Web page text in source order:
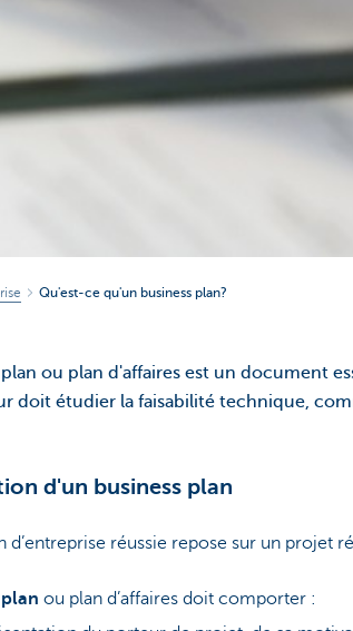
Qu'est-ce qu'un business plan?
plan ou plan d'affaires est un document
doit étudier la faisabilité technique,
d'un business plan
d’entreprise réussie repose sur un projet
plan ou plan d’affaires doit comporter :